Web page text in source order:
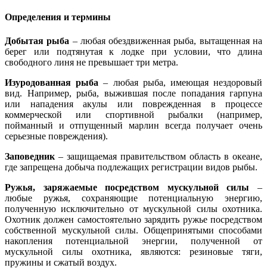
Определения и термины
Добытая рыба – любая обездвиженная рыба, вытащенная на
берег или подтянутая к лодке при условии, что длина
свободного линя не превышает три метра.
Изуродованная рыба – любая рыба, имеющая нездоровый
вид. Например, рыба, выжившая после попадания гарпуна
или нападения акулы или поврежденная в процессе
коммерческой или спортивной рыбалки (например,
пойманный и отпущенный марлин всегда получает очень
серьезные повреждения).
Заповедник – защищаемая правительством область в океане,
где запрещена добыча подлежащих регистрации видов рыбы.
Ружья, заряжаемые посредством мускульной силы –
любые ружья, сохраняющие потенциальную энергию,
полученную исключительно от мускульной силы охотника.
Охотник должен самостоятельно зарядить ружье посредством
собственной мускульной силы. Общепринятыми способами
накопления потенциальной энергии, полученной от
мускульной силы охотника, являются: резиновые тяги,
пружины и сжатый воздух.